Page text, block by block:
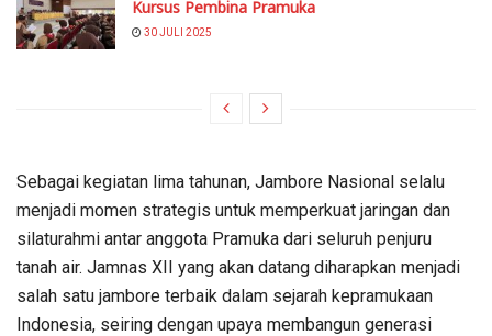
Kursus Pembina Pramuka
30 JULI 2025
Sebagai kegiatan lima tahunan, Jambore Nasional selalu
menjadi momen strategis untuk memperkuat jaringan dan
silaturahmi antar anggota Pramuka dari seluruh penjuru
tanah air. Jamnas XII yang akan datang diharapkan menjadi
salah satu jambore terbaik dalam sejarah kepramukaan
Indonesia, seiring dengan upaya membangun generasi